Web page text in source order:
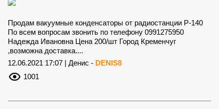
Продам вакуумные конденсаторы от радиостанции Р-140
По всем вопросам звонить по телефону 0991275950
Надежда Ивановна Цена 200/шт Город Кременчуг
,возможна доставка....
12.06.2021 17:07 | Денис - DENIS8
1001